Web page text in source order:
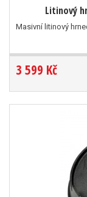
Litinový
Masivní litinový
3 599 Kč